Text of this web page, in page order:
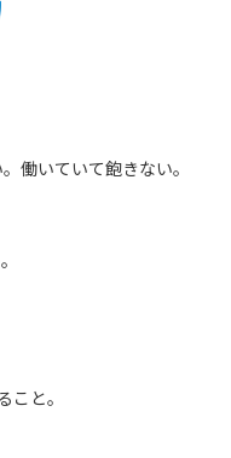
働いていて飽きない。
と。